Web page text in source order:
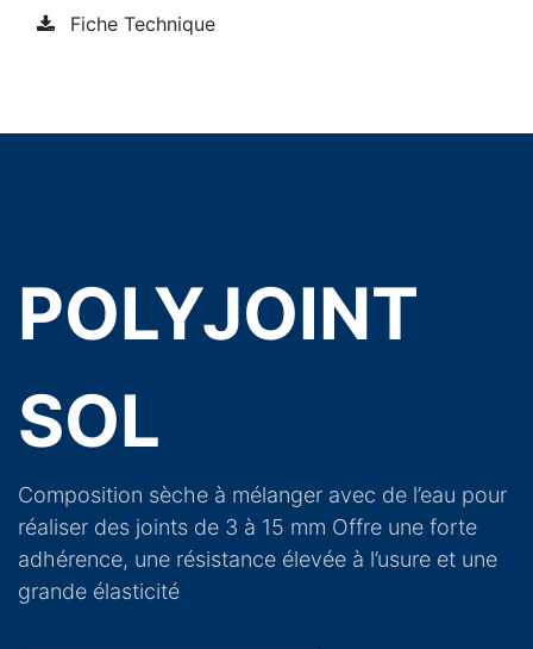
Fiche Technique
POLYJOINT
SOL
Composition sèche à mélanger avec de l’eau pour
réaliser des joints de 3 à 15 mm Offre une forte
adhérence, une résistance élevée à l’usure et une
grande élasticité